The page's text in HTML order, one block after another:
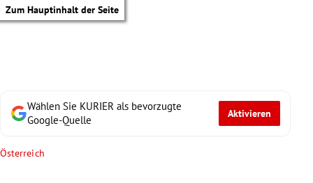
Zum Hauptinhalt der Seite
Wählen Sie KURIER als bevorzugte
Google-Quelle
Aktivieren
Österreich